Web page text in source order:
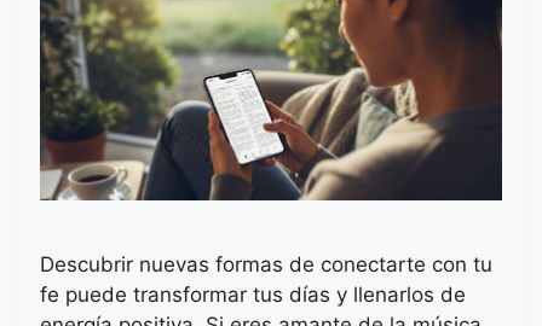
Descubrir nuevas formas de conectarte con tu
fe puede transformar tus días y llenarlos de